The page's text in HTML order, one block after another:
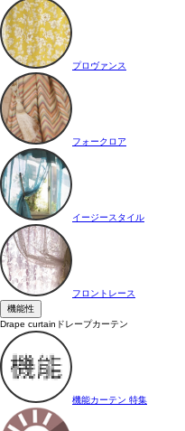
プロヴァンス
フォークロア
イージースタイル
フロントレース
機能性
Drape curtain ドレープカーテン
機能カーテン 特集